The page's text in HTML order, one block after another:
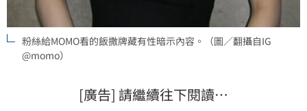
粉絲給MOMO看的飯撒牌藏有性暗示內容。（圖／翻攝自IG
@momo）
[廣告] 請繼續往下閱讀…